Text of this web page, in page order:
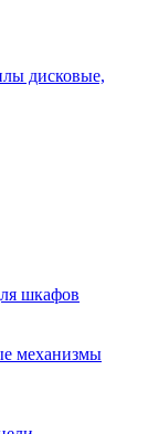
дисковые,
шкафов
механизмы